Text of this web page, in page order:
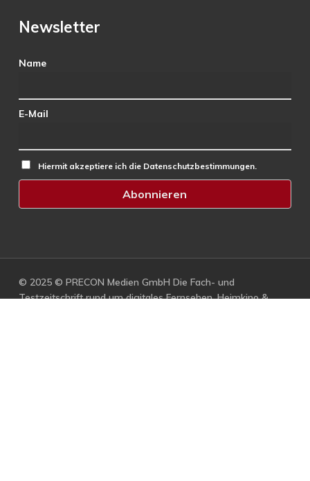
Newsletter
Name
E-Mail
Hiermit akzeptiere ich die Datenschutzbestimmungen.
© 2025 © PRECON Medien GmbH Die Fach- und
Testzeitschrift rund um digitales Fernsehen, Heimkino &